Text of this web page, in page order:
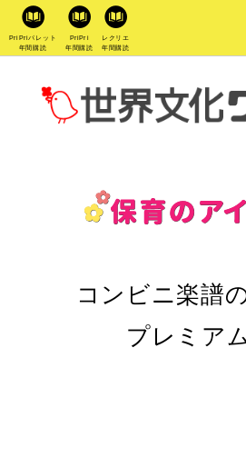
PriPriパレット
年間購読
PriPri
年間購読
レクリエ
年間購読
コンビニ楽譜
プレミア